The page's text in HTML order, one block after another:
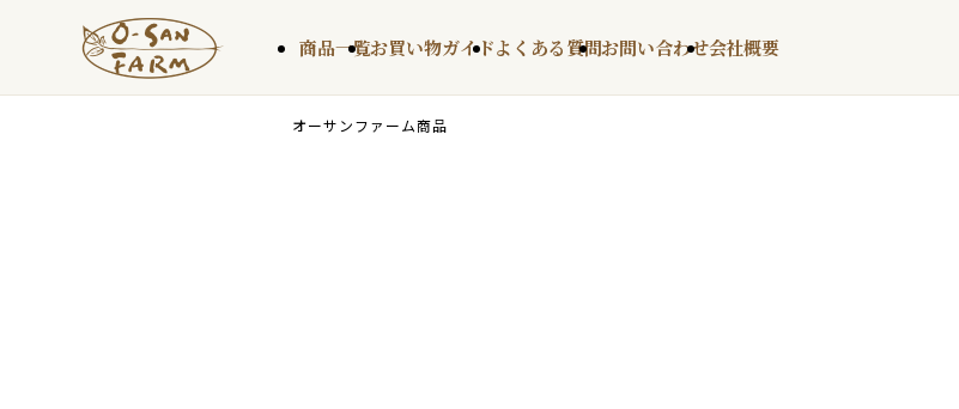
商品一覧お買い物ガイドよくある質問お問い合わせ会社概要
オーサンファーム商品
会員登録